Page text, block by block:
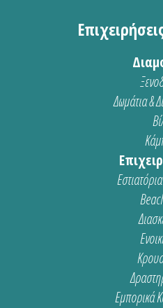
Δωμάτια &
Εμπορικά